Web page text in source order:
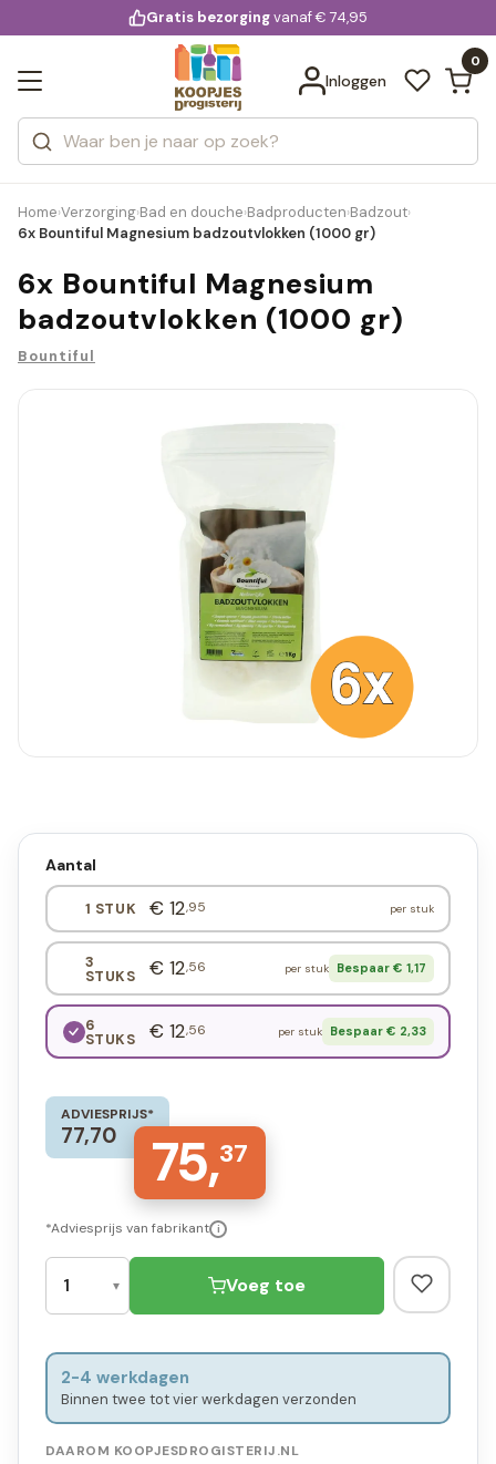
voor 20:00 uur besteld
Gratis bezorgingvanaf € 74,95
Inloggen
0
Zoeken
Categorieën
Merken
Bekijk alle resultaten
Home›Verzorging›Bad en douche›Badproducten›Badzout›
6x Bountiful Magnesium badzoutvlokken (1000 gr)
6x Bountiful Magnesium
badzoutvlokken (1000 gr)
Bountiful
Aantal
1 STUK € 12,95 per stuk
3
STUKS € 12,56 per stuk Bespaar € 1,17
6
STUKS € 12,56 per stuk Bespaar € 2,33
ADVIESPRIJS*
77,70 75,37
*Adviesprijs van fabrikant i
Voeg toe
2-4 werkdagen
Binnen twee tot vier werkdagen verzonden
DAAROM KOOPJESDROGISTERIJ.NL